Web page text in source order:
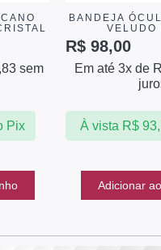
sem
Pix
BANDEJA
VELUDO
R$ 98,00
Em até 3x de
À vista R$
Adicionar